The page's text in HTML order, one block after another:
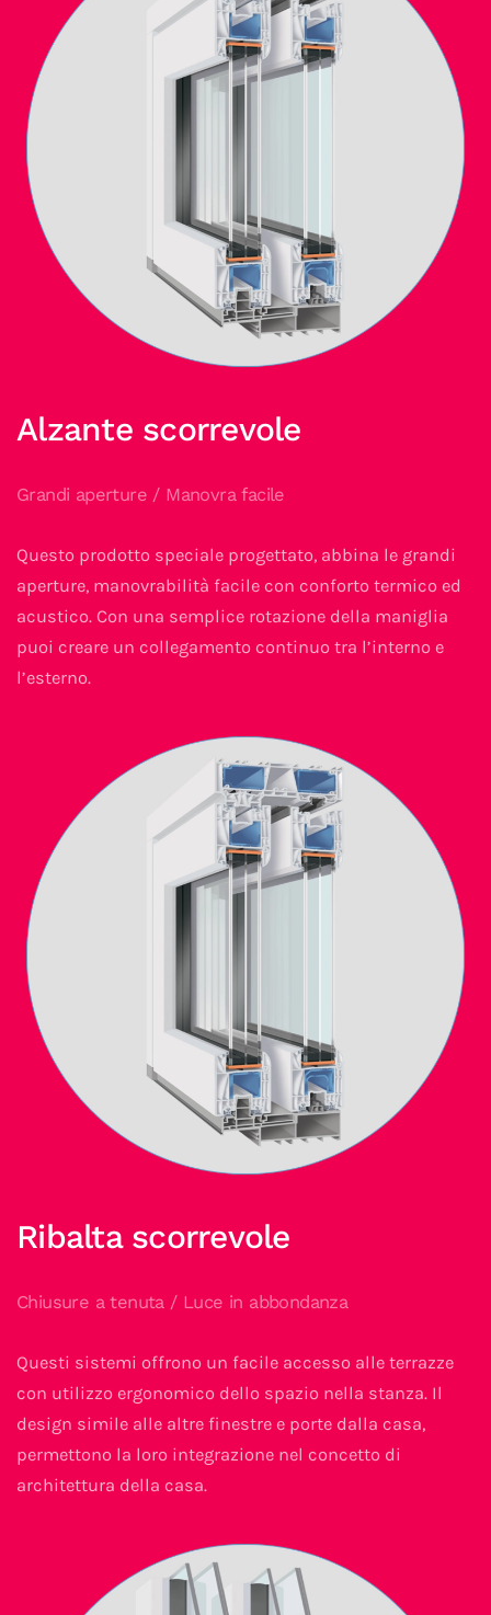
Alzante scorrevole
Grandi aperture / Manovra facile
Questo prodotto speciale progettato, abbina le grandi
aperture, manovrabilità facile con conforto termico ed
acustico. Con una semplice rotazione della maniglia
puoi creare un collegamento continuo tra l’interno e
l’esterno.
Ribalta scorrevole
Chiusure a tenuta / Luce in abbondanza
Questi sistemi offrono un facile accesso alle terrazze
con utilizzo ergonomico dello spazio nella stanza. Il
design simile alle altre finestre e porte dalla casa,
permettono la loro integrazione nel concetto di
architettura della casa.